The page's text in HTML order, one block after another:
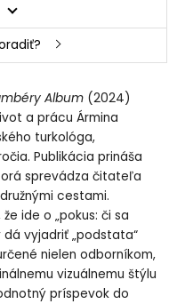
Album (2024)
a prácu Ármina
turkológa,
Publikácia prináša
sprevádza čitateľa
cestami.
ide o „pokus: či sa
vyjadriť „podstata“
nielen odborníkom,
vizuálnemu štýlu
príspevok do